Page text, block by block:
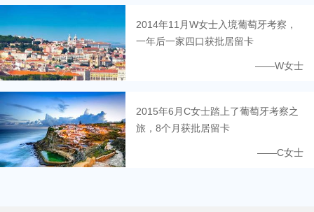
2014年11月W女士入境葡萄牙考察，
一年后一家四口获批居留卡
——W女士
2015年6月C女士踏上了葡萄牙考察之
旅，8个月获批居留卡
——C女士